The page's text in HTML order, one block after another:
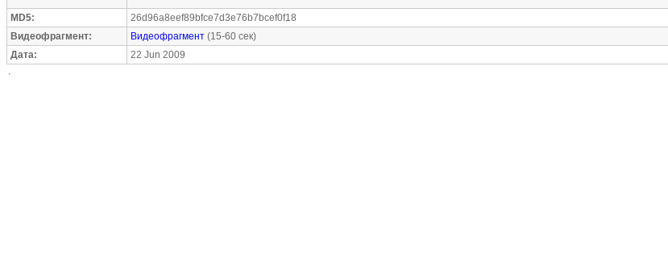
MD5:
26d96a8eef89bfce7d3e76b7bcef0f18
Видеофрагмент:
Видеофрагмент (15-60 сек)
Дата:
22 Jun 2009